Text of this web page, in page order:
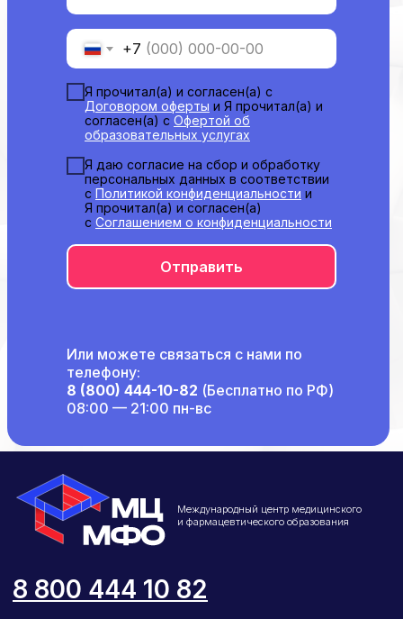
+7
Я прочитал(а) и согласен(а) с
Договором оферты и Я прочитал(а) и
согласен(а) с Офертой об
образовательных услугах
Я даю согласие на сбор и обработку
персональных данных в соответствии
с Политикой конфиденциальности и
Я прочитал(а) и согласен(а)
с Соглашением о конфиденциальности
Отправить
Или можете связаться с нами по
телефону:
8 (800) 444-10-82 (Бесплатно по РФ)
08:00 — 21:00 пн-вс
Общество с Ограниченной Ответственностью
«Международный Центр Медицинского
и Фармацевтического Образования»
Основные сведения
Структура и органы
Способы оплаты